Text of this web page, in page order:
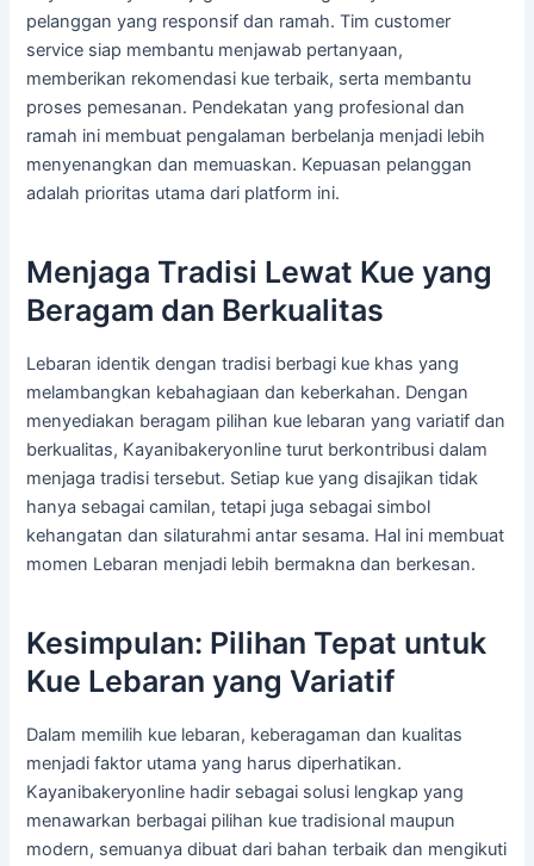
pelanggan yang responsif dan ramah. Tim customer
service siap membantu menjawab pertanyaan,
memberikan rekomendasi kue terbaik, serta membantu
proses pemesanan. Pendekatan yang profesional dan
ramah ini membuat pengalaman berbelanja menjadi lebih
menyenangkan dan memuaskan. Kepuasan pelanggan
adalah prioritas utama dari platform ini.
Menjaga Tradisi Lewat Kue yang
Beragam dan Berkualitas
Lebaran identik dengan tradisi berbagi kue khas yang
melambangkan kebahagiaan dan keberkahan. Dengan
menyediakan beragam pilihan kue lebaran yang variatif dan
berkualitas, Kayanibakeryonline turut berkontribusi dalam
menjaga tradisi tersebut. Setiap kue yang disajikan tidak
hanya sebagai camilan, tetapi juga sebagai simbol
kehangatan dan silaturahmi antar sesama. Hal ini membuat
momen Lebaran menjadi lebih bermakna dan berkesan.
Kesimpulan: Pilihan Tepat untuk
Kue Lebaran yang Variatif
Dalam memilih kue lebaran, keberagaman dan kualitas
menjadi faktor utama yang harus diperhatikan.
Kayanibakeryonline hadir sebagai solusi lengkap yang
menawarkan berbagai pilihan kue tradisional maupun
modern, semuanya dibuat dari bahan terbaik dan mengikuti